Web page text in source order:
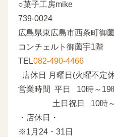
○菓子工房mike
739-0024
広島県東広島市西条町御
コンチェルト御薗宇1階
TEL082-490-4466
店休日 月曜日(火曜不定
営業時間 平日 10時～19
土日祝日 10時～
・店休日・
※1月24・31日